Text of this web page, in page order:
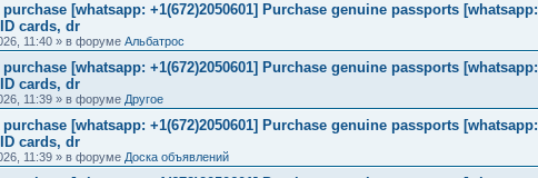
[whatsapp: +1(672)2050601] Purchase genuine passports [whatsapp:
cards, dr
11:40 » в форуме Альбатрос
[whatsapp: +1(672)2050601] Purchase genuine passports [whatsapp:
cards, dr
11:39 » в форуме Другое
[whatsapp: +1(672)2050601] Purchase genuine passports [whatsapp:
cards, dr
11:39 » в форуме Доска объявлений